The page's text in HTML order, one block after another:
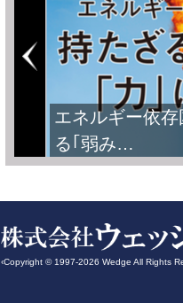
エネルギー依
る｢弱み…
‹Copyright © 1997-2026 Wedge All Rights